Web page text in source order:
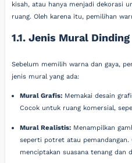
kisah, atau hanya menjadi dekorasi
ruang. Oleh karena itu, pemilihan
1.1. Jenis Mural Dinding
Sebelum memilih warna dan gaya,
jenis mural yang ada:
Mural Grafis:Memakai desain
Cocok untuk ruang komersial,
Mural Realistis:Menampilkan
seperti potret atau pemandangan.
menciptakan suasana tenang dan